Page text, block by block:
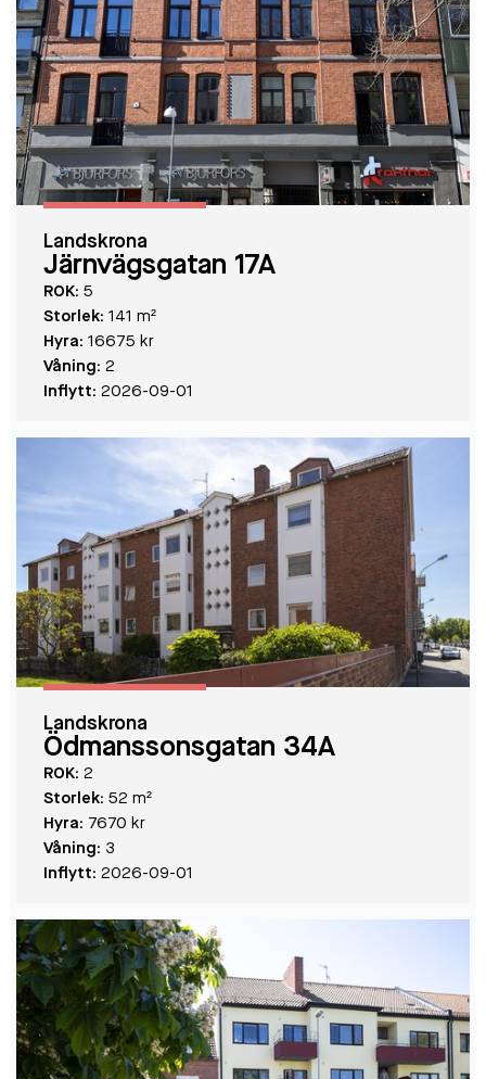
Landskrona
Järnvägsgatan 17A
ROK: 5
Storlek: 141 m²
Hyra: 16675 kr
Våning: 2
Inflytt: 2026-09-01
Landskrona
Ödmanssonsgatan 34A
ROK: 2
Storlek: 52 m²
Hyra: 7670 kr
Våning: 3
Inflytt: 2026-09-01